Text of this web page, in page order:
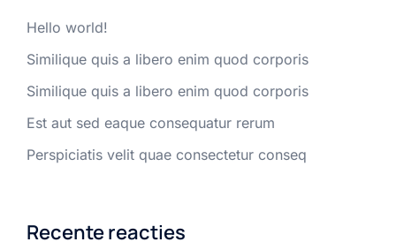
Hello world!
Similique quis a libero enim quod corporis
Similique quis a libero enim quod corporis
Est aut sed eaque consequatur rerum
Perspiciatis velit quae consectetur conseq
Recente reacties